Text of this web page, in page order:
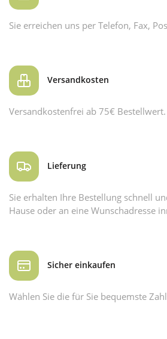
Sie erreichen uns per Telefon, Fax,
Versandkosten
Versandkostenfrei ab 75€ Bestellwert.
Lieferung
Sie erhalten Ihre Bestellung schnell
Hause oder an eine Wunschadresse
Sicher einkaufen
Wählen Sie die für Sie bequemste